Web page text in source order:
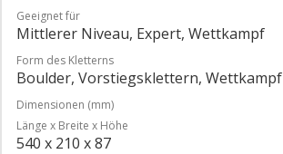
Geeignet für
Mittlerer Niveau, Expert, Wettkampf
Form des Kletterns
Boulder, Vorstiegsklettern, Wettkampf
Dimensionen (mm)
Länge x Breite x Höhe
540 x 210 x 87